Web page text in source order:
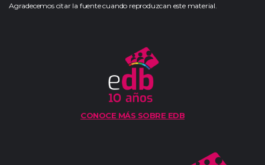
Agradecemos citar la fuente cuando reproduzcan este material.
CONOCE MÁS SOBRE EDB